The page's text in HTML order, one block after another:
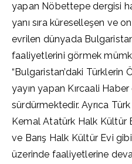
yapan Nöbettepe dergisi
yanı sıra küreselleşen ve
evrilen dünyada
faaliyetlerini görmek
“Bulgaristan’daki Türklerin
yayın yapan Kırcaali Haber
sürdürmektedir. Ayrıca
Kemal Atatürk Halk Kültür
ve Barış Halk Kültür Evi
üzerinde faaliyetlerine